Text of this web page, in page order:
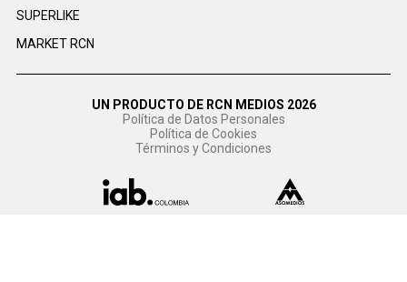
SUPERLIKE
MARKET RCN
UN PRODUCTO DE RCN MEDIOS 2026
Política de Datos Personales
Política de Cookies
Términos y Condiciones